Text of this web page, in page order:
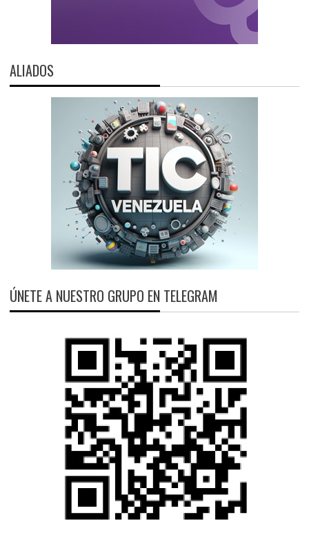
ALIADOS
ÚNETE A NUESTRO GRUPO EN TELEGRAM